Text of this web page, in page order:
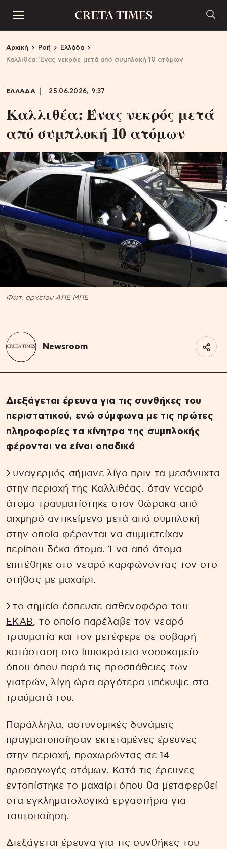
Αρχική Ροή
Ελλάδα
Καλλιθέα: Ένας νεκρός μετά από συμπλοκή 10 ατόμων
ΕΛΛΑΔΑ 25.06.2026, 9:37
Καλλιθέα: Ένας νεκρός μετά
από συμπλοκή 10 ατόμων
Φωτ. αρχείου ΑΠΕ ΜΠΕ
Newsroom
Διεξάγεται έρευνα για τις συνθήκες του
περιστατικού, ενώ σύμφωνα με τις πρώτες
πληροφορίες τα κίνητρα της συμπλοκής
φέρονται να είναι οπαδικά
Συναγερμός σήμανε λίγο πριν τα μεσάνυχτα
στην περιοχή της Καλλιθέας, όταν νεαρό
άτομο τραυματίστηκε στον θώρακα από
αιχμηρό αντικείμενο μετά από συμπλοκή
στην οποία φέρονται να συμμετείχαν
περίπου δέκα άτομα. Ένα από άτομα
επιτέθηκε στο νεαρό καρφώνοντας τον στο
στήθος με μαχαίρι.
Στο σημείο έσπευσε ασθενοφόρο του
ΕΚΑΒ, το οποίο παρέλαβε τον νεαρό
τραυματία και τον μετέφερε σε σοβαρή
κατάσταση στο Ιπποκράτειο νοσοκομείο
όπου όπου παρά τις προσπάθειες των
γιατρών, λίγη ώρα αργότερα υπέκυψε στα
τραύματά του.
Παράλληλα, αστυνομικές δυνάμεις
πραγματοποίησαν εκτεταμένες έρευνες
στην περιοχή, προχωρώντας σε 14
προσαγωγές ατόμων. Κατά τις έρευνες
εντοπίστηκε το μαχαίρι όπου θα μεταφερθεί
στα εγκληματολογικά εργαστήρια για
ταυτοποίηση.
Διεξάγεται έρευνα για τις συνθήκες του